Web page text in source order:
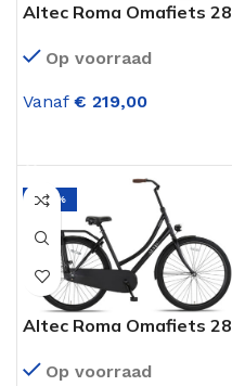
Altec Roma Omafiets 28
Op voorraad
Vanaf € 219,00
-29%
Altec Roma Omafiets 28
Op voorraad